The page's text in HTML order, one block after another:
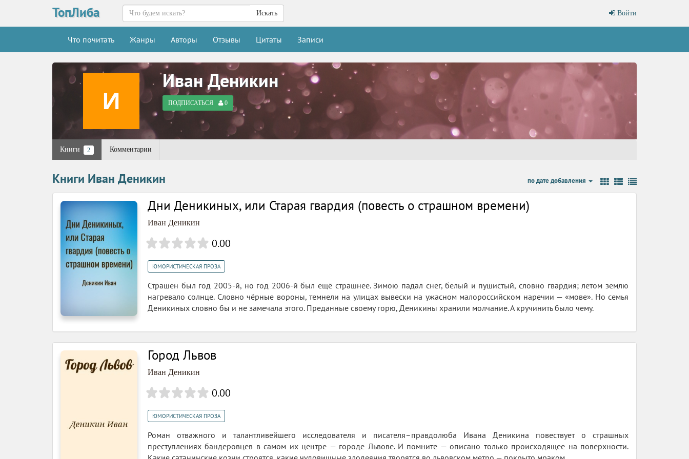
ТопЛиба Войти
Искать
Что почитать Жанры Авторы Отзывы Цитаты Записи
Иван Деникин
ПОДПИСАТЬСЯ 0
Книги 2 Комментарии
Книги Иван Деникин по дате добавления
Дни Деникиных, или Старая гвардия (повесть о страшном времени)
Иван Деникин
0.00
ЮМОРИСТИЧЕСКАЯ ПРОЗА
Страшен был год 2005-й, но год 2006-й был ещё страшнее. Зимою падал снег, белый и пушистый, словно гвардия; летом землю
нагревало солнце. Словно чёрные вороны, темнели на улицах вывески на ужасном малороссийском наречии — «мове». Но семья
Деникиных словно бы и не замечала этого. Преданные своему горю, Деникины хранили молчание. А кручинить было чему.
Город Львов
Иван Деникин
0.00
ЮМОРИСТИЧЕСКАЯ ПРОЗА
Роман отважного и талантливейшего исследователя и писателя–правдолюба Ивана Деникина повествует о страшных
преступлениях бандеровцев в самом их центре — городе Львове. И помните — описано только происходящее на поверхности.